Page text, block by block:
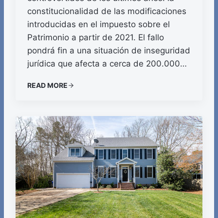
constitucionalidad de las modificaciones
introducidas en el impuesto sobre el
Patrimonio a partir de 2021. El fallo
pondrá fin a una situación de inseguridad
jurídica que afecta a cerca de 200.000…
READ MORE